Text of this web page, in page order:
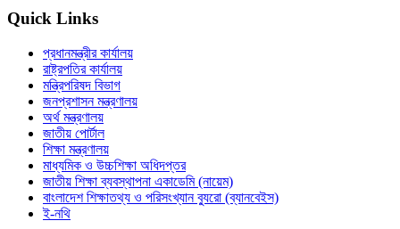
Quick Links
প্রধানমন্ত্রীর কার্যালয়
রাষ্ট্রপতির কার্যালয়
মন্ত্রিপরিষদ বিভাগ
জনপ্রশাসন মন্ত্রণালয়
অর্থ মন্ত্রণালয়
জাতীয় পোর্টাল
শিক্ষা মন্ত্রণালয়
মাধ্যমিক ও উচ্চশিক্ষা অধিদপ্তর
জাতীয় শিক্ষা ব্যবস্থাপনা একাডেমি (নায়েম)
বাংলাদেশ শিক্ষাতথ্য ও পরিসংখ্যান ব্যুরো (ব্যানবেইস)
ই-নথি